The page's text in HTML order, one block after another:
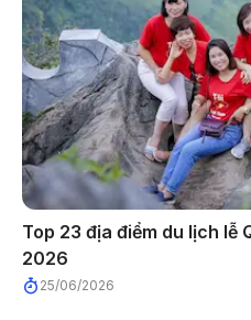
Top 23 địa điểm du lịch lễ
2026
25/06/2026